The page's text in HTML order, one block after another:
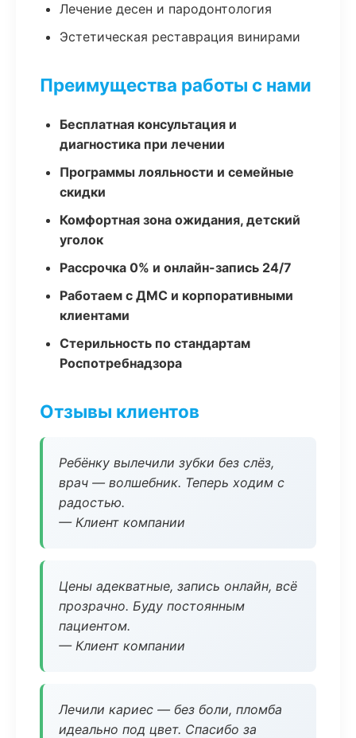
Лечение десен и пародонтология
Эстетическая реставрация винирами
Преимущества работы с нами
Бесплатная консультация и
диагностика при лечении
Программы лояльности и семейные
скидки
Комфортная зона ожидания, детский
уголок
Рассрочка 0% и онлайн-запись 24/7
Работаем с ДМС и корпоративными
клиентами
Стерильность по стандартам
Роспотребнадзора
Отзывы клиентов
Ребёнку вылечили зубки без слёз,
врач — волшебник. Теперь ходим с
радостью.
— Клиент компании
Цены адекватные, запись онлайн, всё
прозрачно. Буду постоянным
пациентом.
— Клиент компании
Лечили кариес — без боли, пломба
идеально под цвет. Спасибо за